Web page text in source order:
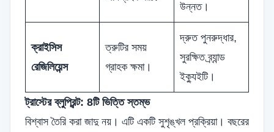
উন্নত।
ক্রাইসিস
রেজিলিয়েন্স
ত্রুটির সময়
গ্রাহক ক্ষমা।
দ্রুত পুনরুদ্ধার,
সুরক্ষিত ব্র্যান্ড
ইক্যুইটি।
ট্রাস্টের ব্লুপ্রিন্ট: 8টি ভিত্তি স্তম্ভ
বিশ্বাস তৈরি করা জাদু নয়। এটি একটি সুশৃঙ্খল প্রক্রিয়া। বছরের